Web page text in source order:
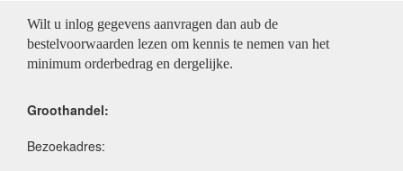
Wilt u inlog gegevens aanvragen dan aub de
bestelvoorwaarden lezen om kennis te nemen van het
minimum orderbedrag en dergelijke.
Groothandel:
Bezoekadres: